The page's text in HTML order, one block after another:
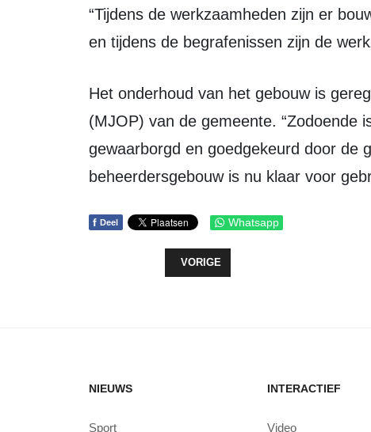
“Tijdens de werkzaamheden zijn er
en tijdens de begrafenissen zijn de
Het onderhoud van het gebouw is geregeld via het Meerjaren Onderhoudsplan
(MJOP) van de gemeente. “Zodoende
gewaarborgd en goedgekeurd door de
beheerdersgebouw is nu klaar voor
f Deel Whatsapp
VORIG ARTIKEL: COALITIE ZET
VORIGE
NIEUWS
Sport
INTERACTIEF
Video